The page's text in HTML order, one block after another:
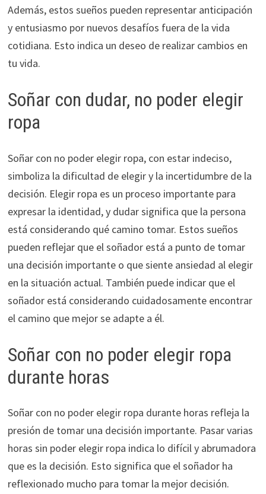
Además, estos sueños pueden representar anticipación
y entusiasmo por nuevos desafíos fuera de la vida
cotidiana. Esto indica un deseo de realizar cambios en
tu vida.
Soñar con dudar, no poder elegir
ropa
Soñar con no poder elegir ropa, con estar indeciso,
simboliza la dificultad de elegir y la incertidumbre de la
decisión. Elegir ropa es un proceso importante para
expresar la identidad, y dudar significa que la persona
está considerando qué camino tomar. Estos sueños
pueden reflejar que el soñador está a punto de tomar
una decisión importante o que siente ansiedad al elegir
en la situación actual. También puede indicar que el
soñador está considerando cuidadosamente encontrar
el camino que mejor se adapte a él.
Soñar con no poder elegir ropa
durante horas
Soñar con no poder elegir ropa durante horas refleja la
presión de tomar una decisión importante. Pasar varias
horas sin poder elegir ropa indica lo difícil y abrumadora
que es la decisión. Esto significa que el soñador ha
reflexionado mucho para tomar la mejor decisión.